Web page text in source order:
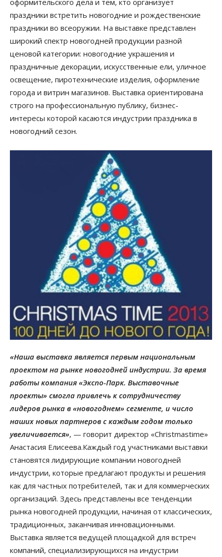
оформительского дела и тем, кто организует
праздники встретить новогодние и рождественские
праздники во всеоружии. На выставке представлен
широкий спектр новогодней продукции разной
ценовой категории: новогодние украшения и
праздничные декорации, искусственные ели, уличное
освещение, пиротехнические изделия, оформление
города и витрин магазинов. Выставка ориентирована
строго на профессиональную публику, бизнес-
интересы которой касаются индустрии праздника в
новогодний сезон.
«Наша выставка является первым национальным
проектом на рынке новогодней индустрии. За время
работы компания «Экспо-Парк. Выставочные
проекты» смогла привлечь к сотрудничеству
лидеров рынка в «новогоднем» сегменте, и число
наших новых партнеров с каждым годом только
увеличивается», — говорит директор «Christmastime»
Анастасия Елисеева.Каждый год участниками выставки
становятся лидирующие компании новогодней
индустрии, которые предлагают продукты и решения
как для частных потребителей, так и для коммерческих
организаций. Здесь представлены все тенденции
рынка новогодней продукции, начиная от классических,
традиционных, заканчивая инновационными.
Выставка является ведущей площадкой для встреч
компаний, специализирующихся на индустрии